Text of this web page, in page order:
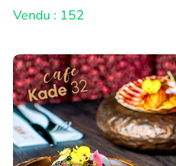
Vendu : 152